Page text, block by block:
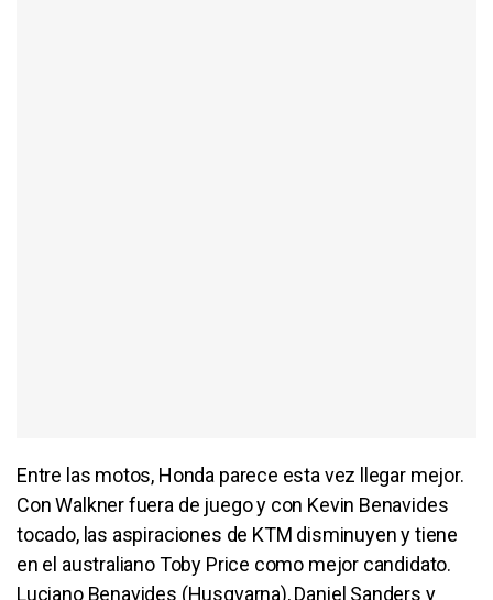
Entre las motos, Honda parece esta vez llegar mejor.
Con Walkner fuera de juego y con Kevin Benavides
tocado, las aspiraciones de KTM disminuyen y tiene
en el australiano Toby Price como mejor candidato.
Luciano Benavides (Husqvarna), Daniel Sanders y